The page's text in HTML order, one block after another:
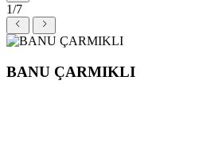
1/7
BANU ÇARMIKLI